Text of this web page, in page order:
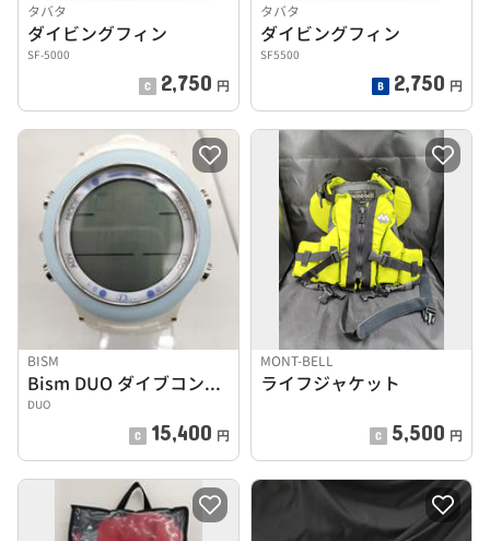
タバタ
ダイビングフィン
SF-5000
2,750 円
タバタ
ダイビングフィン
SF5500
2,750 円
BISM
Bism DUO ダイブコンピューター 電池切れかけ
DUO
15,400 円
MONT-BELL
ライフジャケット
5,500 円